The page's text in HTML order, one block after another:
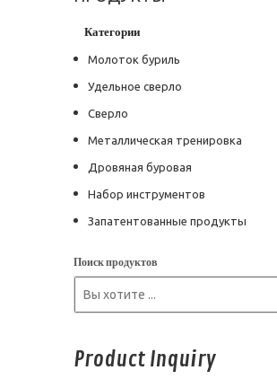
Категории
Молоток буриль
Удельное сверло
Сверло
Металлическая тренировка
Дровяная буровая
Набор инструментов
Запатентованные продукты
Поиск продуктов
Product Inquiry